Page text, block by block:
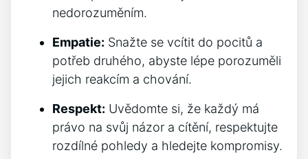
nedorozuměním.
Empatie: Snažte se vcítit do pocitů a
potřeb druhého, abyste lépe porozuměli
jejich reakcím a chování.
Respekt: Uvědomte si, že každý má
právo na svůj názor a cítění, respektujte
rozdílné pohledy a hledejte kompromisy.